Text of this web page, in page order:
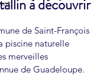
à découvrir
de Saint-François
piscine naturelle
merveilles
de Guadeloupe.